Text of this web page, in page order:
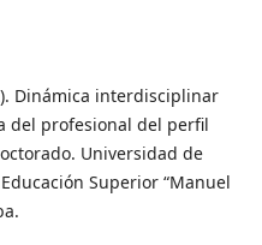
Dinámica interdisciplinar
del profesional del perfil
Universidad de
Superior “Manuel